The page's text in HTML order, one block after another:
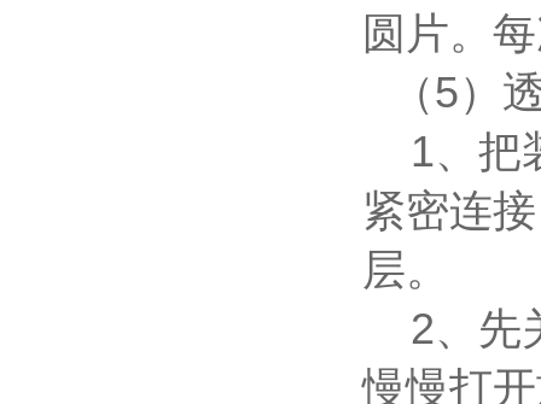
圆片。
（5）
1、把
紧密连
层。
2、先
慢慢打